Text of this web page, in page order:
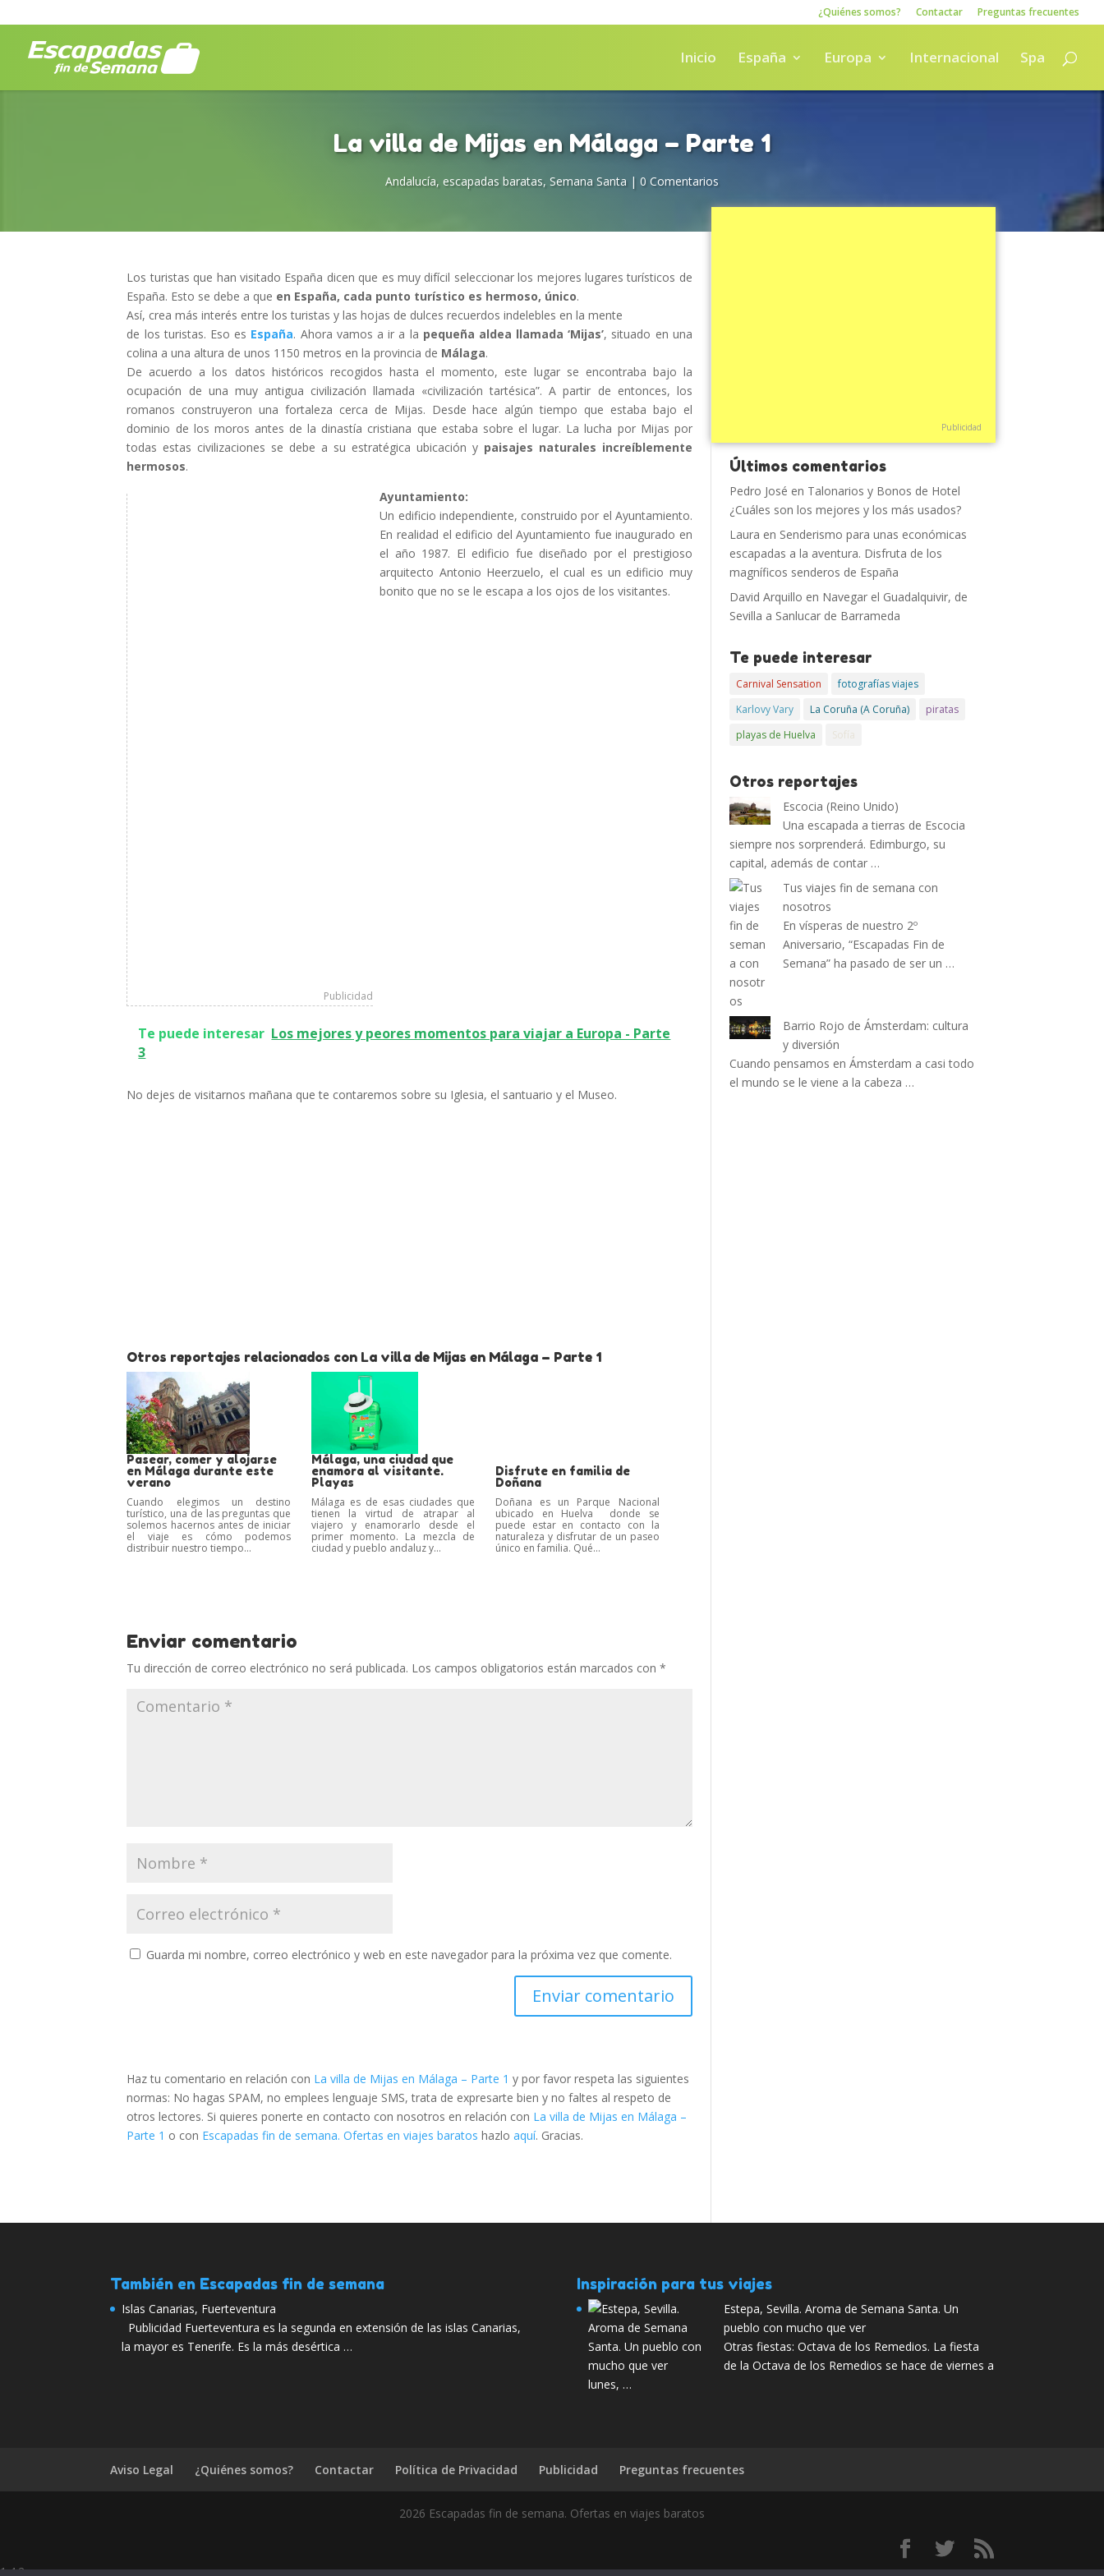
¿Quiénes somos? Contactar Preguntas frecuentes
Inicio España Europa Internacional Spa
La villa de Mijas en Málaga – Parte 1
Andalucía, escapadas baratas, Semana Santa | 0 Comentarios
Los turistas que han visitado España dicen que es muy difícil seleccionar los mejores lugares turísticos de
España. Esto se debe a que en España, cada punto turístico es hermoso, único.
Así, crea más interés entre los turistas y las hojas de dulces recuerdos indelebles en la mente
de los turistas. Eso es España. Ahora vamos a ir a la pequeña aldea llamada ‘Mijas’, situado en una
colina a una altura de unos 1150 metros en la provincia de Málaga.
De acuerdo a los datos históricos recogidos hasta el momento, este lugar se encontraba bajo la
ocupación de una muy antigua civilización llamada «civilización tartésica”. A partir de entonces, los
romanos construyeron una fortaleza cerca de Mijas. Desde hace algún tiempo que estaba bajo el
dominio de los moros antes de la dinastía cristiana que estaba sobre el lugar. La lucha por Mijas por
todas estas civilizaciones se debe a su estratégica ubicación y paisajes naturales increíblemente
hermosos.
Publicidad
Ayuntamiento:
Un edificio independiente, construido por el Ayuntamiento.
En realidad el edificio del Ayuntamiento fue inaugurado en
el año 1987. El edificio fue diseñado por el prestigioso
arquitecto Antonio Heerzuelo, el cual es un edificio muy
bonito que no se le escapa a los ojos de los visitantes.
Te puede interesar Los mejores y peores momentos para viajar a Europa - Parte
3
No dejes de visitarnos mañana que te contaremos sobre su Iglesia, el santuario y el Museo.
Otros reportajes relacionados con La villa de Mijas en Málaga – Parte 1
Pasear, comer y alojarse
en Málaga durante este
verano
Cuando elegimos un destino
turístico, una de las preguntas que
solemos hacernos antes de iniciar
el viaje es cómo podemos
distribuir nuestro tiempo...
Málaga, una ciudad que
enamora al visitante.
Playas
Málaga es de esas ciudades que
tienen la virtud de atrapar al
viajero y enamorarlo desde el
primer momento. La mezcla de
ciudad y pueblo andaluz y...
Disfrute en familia de
Doñana
Doñana es un Parque Nacional
ubicado en Huelva donde se
puede estar en contacto con la
naturaleza y disfrutar de un paseo
único en familia. Qué...
Enviar comentario
Tu dirección de correo electrónico no será publicada. Los campos obligatorios están marcados con*
Guarda mi nombre, correo electrónico y web en este navegador para la próxima vez que comente.
Haz tu comentario en relación con La villa de Mijas en Málaga – Parte 1 y por favor respeta las siguientes
normas: No hagas SPAM, no emplees lenguaje SMS, trata de expresarte bien y no faltes al respeto de
otros lectores. Si quieres ponerte en contacto con nosotros en relación con La villa de Mijas en Málaga –
Parte 1 o con Escapadas fin de semana. Ofertas en viajes baratos hazloaquí. Gracias.
Publicidad
Últimos comentarios
Pedro José en Talonarios y Bonos de Hotel
¿Cuáles son los mejores y los más usados?
Laura en Senderismo para unas económicas
escapadas a la aventura. Disfruta de los
magníficos senderos de España
David Arquillo en Navegar el Guadalquivir, de
Sevilla a Sanlucar de Barrameda
Te puede interesar
Carnival Sensation
fotografías viajes
Karlovy Vary
La Coruña (A Coruña)
piratas
playas de Huelva
Sofía
Otros reportajes
Escocia (Reino Unido)
Una escapada a tierras de Escocia
siempre nos sorprenderá. Edimburgo, su
capital, además de contar …
Tus viajes fin de semana con
nosotros
En vísperas de nuestro 2º
Aniversario, “Escapadas Fin de
Semana” ha pasado de ser un …
Barrio Rojo de Ámsterdam: cultura
y diversión
Cuando pensamos en Ámsterdam a casi todo
el mundo se le viene a la cabeza …
También en Escapadas fin de semana
Islas Canarias, Fuerteventura
Publicidad Fuerteventura es la segunda en extensión de las islas Canarias,
la mayor es Tenerife. Es la más desértica …
Inspiración para tus viajes
Estepa, Sevilla. Aroma de Semana Santa. Un
pueblo con mucho que ver
Otras fiestas: Octava de los Remedios. La fiesta
de la Octava de los Remedios se hace de viernes a
lunes, …
Aviso Legal ¿Quiénes somos? Contactar Política de Privacidad Publicidad Preguntas frecuentes
2026 Escapadas fin de semana. Ofertas en viajes baratos
1.4.2